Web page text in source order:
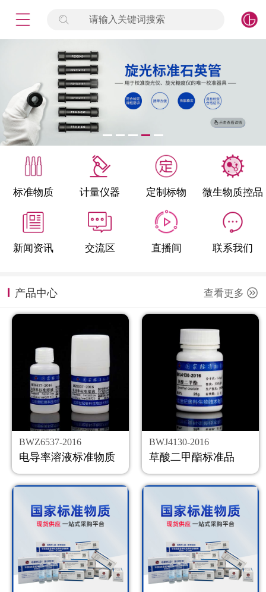
请输入关键词搜索
标准物质 计量仪器 定制标物 微生物质控品
新闻资讯 交流区 直播间 联系我们
产品中心 查看更多
BWZ6537-2016
电导率溶液标准物质
BWJ4130-2016
草酸二甲酯标准品
签到
标准物质
产品专项
微生物检测/质控品
定制标物
定制仪器
新闻资讯
公司主页
购物车
会员中心
联系我们
返回主页